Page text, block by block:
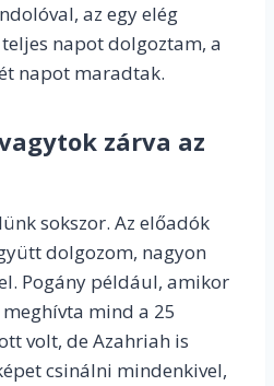
az egy elég
napot dolgoztam, a
napot maradtak.
zárva az
sokszor. Az előadók
dolgozom, nagyon
Pogány például, amikor
mind a 25
volt, de Azahriah is
csinálni mindenkivel,